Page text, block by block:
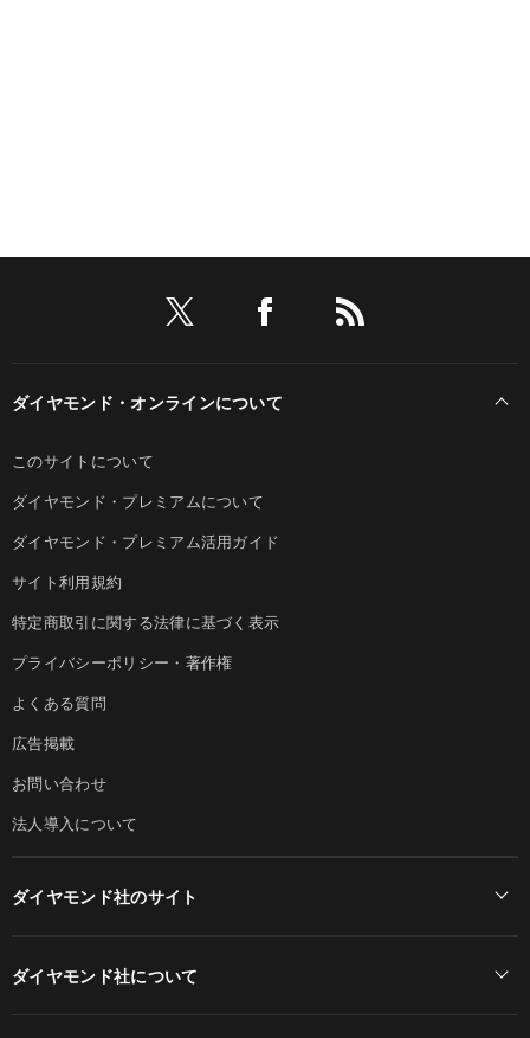
ダイヤモンド・オンラインについて
このサイトについて
ダイヤモンド・プレミアムについて
ダイヤモンド・プレミアム活用ガイド
サイト利用規約
特定商取引に関する法律に基づく表示
プライバシーポリシー・著作権
よくある質問
広告掲載
お問い合わせ
法人導入について
ダイヤモンド社のサイト
ダイヤモンド社について